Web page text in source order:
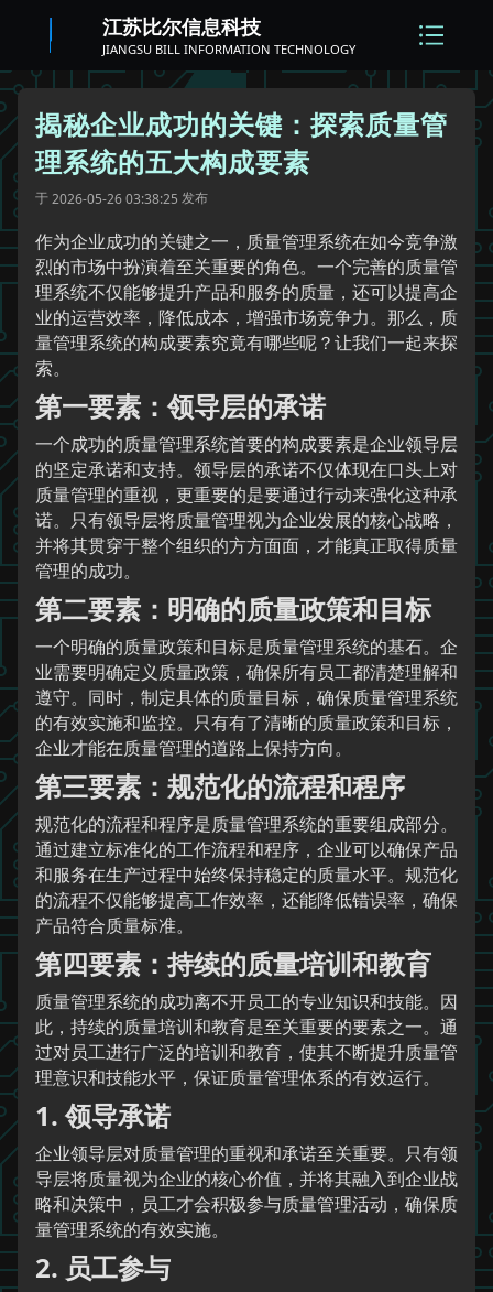
江苏比尔信息科技
JIANGSU BILL INFORMATION TECHNOLOGY
揭秘企业成功的关键：探索质量管
理系统的五大构成要素
于2026-05-26 03:38:25 发布
作为企业成功的关键之一，质量管理系统在如今竞争激
烈的市场中扮演着至关重要的角色。一个完善的质量管
理系统不仅能够提升产品和服务的质量，还可以提高企
业的运营效率，降低成本，增强市场竞争力。那么，质
量管理系统的构成要素究竟有哪些呢？让我们一起来探
索。
第一要素：领导层的承诺
一个成功的质量管理系统首要的构成要素是企业领导层
的坚定承诺和支持。领导层的承诺不仅体现在口头上对
质量管理的重视，更重要的是要通过行动来强化这种承
诺。只有领导层将质量管理视为企业发展的核心战略，
并将其贯穿于整个组织的方方面面，才能真正取得质量
管理的成功。
第二要素：明确的质量政策和目标
一个明确的质量政策和目标是质量管理系统的基石。企
业需要明确定义质量政策，确保所有员工都清楚理解和
遵守。同时，制定具体的质量目标，确保质量管理系统
的有效实施和监控。只有有了清晰的质量政策和目标，
企业才能在质量管理的道路上保持方向。
第三要素：规范化的流程和程序
规范化的流程和程序是质量管理系统的重要组成部分。
通过建立标准化的工作流程和程序，企业可以确保产品
和服务在生产过程中始终保持稳定的质量水平。规范化
的流程不仅能够提高工作效率，还能降低错误率，确保
产品符合质量标准。
第四要素：持续的质量培训和教育
质量管理系统的成功离不开员工的专业知识和技能。因
此，持续的质量培训和教育是至关重要的要素之一。通
过对员工进行广泛的培训和教育，使其不断提升质量管
理意识和技能水平，保证质量管理体系的有效运行。
1. 领导承诺
企业领导层对质量管理的重视和承诺至关重要。只有领
导层将质量视为企业的核心价值，并将其融入到企业战
略和决策中，员工才会积极参与质量管理活动，确保质
量管理系统的有效实施。
2. 员工参与